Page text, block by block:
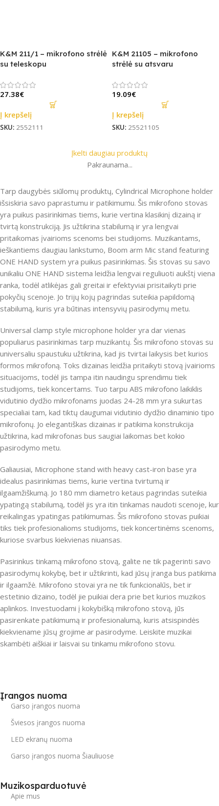
K&M 211/1 – mikrofono strėlė
su teleskopu
27.38€
Į krepšelį
SKU: 2552111
K&M 21105 – mikrofono
strėlė su atsvaru
19.09€
Į krepšelį
SKU: 25521105
Įkelti daugiau produktų
Pakraunama...
Tarp daugybės siūlomų produktų, Cylindrical Microphone holder
išsiskiria savo paprastumu ir patikimumu. Šis mikrofono stovas
yra puikus pasirinkimas tiems, kurie vertina klasikinį dizainą ir
tvirtą konstrukciją. Jis užtikrina stabilumą ir yra lengvai
pritaikomas įvairioms scenoms bei studijoms. Muzikantams,
ieškantiems daugiau lankstumo, Boom arm Mic stand featuring
ONE HAND system yra puikus pasirinkimas. Šis stovas su savo
unikaliu ONE HAND sistema leidžia lengvai reguliuoti aukštį viena
ranka, todėl atlikėjas gali greitai ir efektyviai prisitaikyti prie
pokyčių scenoje. Jo trijų kojų pagrindas suteikia papildomą
stabilumą, kuris yra būtinas intensyvių pasirodymų metu.
Universal clamp style microphone holder yra dar vienas
populiarus pasirinkimas tarp muzikantų. Šis mikrofono stovas su
universaliu spaustuku užtikrina, kad jis tvirtai laikysis bet kurios
formos mikrofoną. Toks dizainas leidžia pritaikyti stovą įvairioms
situacijoms, todėl jis tampa itin naudingu sprendimu tiek
studijoms, tiek koncertams. Tuo tarpu ABS mikrofono laikiklis
vidutinio dydžio mikrofonams juodas 24-28 mm yra sukurtas
specialiai tam, kad tiktų daugumai vidutinio dydžio dinaminio tipo
mikrofonų. Jo elegantiškas dizainas ir patikima konstrukcija
užtikrina, kad mikrofonas bus saugiai laikomas bet kokio
pasirodymo metu.
Galiausiai, Microphone stand with heavy cast-iron base yra
idealus pasirinkimas tiems, kurie vertina tvirtumą ir
ilgaamžiškumą. Jo 180 mm diametro ketaus pagrindas suteikia
ypatingą stabilumą, todėl jis yra itin tinkamas naudoti scenoje, kur
reikalingas ypatingas patikimumas. Šis mikrofono stovas puikiai
tiks tiek profesionalioms studijoms, tiek koncertinėms scenoms,
kuriose svarbus kiekvienas niuansas.
Pasirinkus tinkamą mikrofono stovą, galite ne tik pagerinti savo
pasirodymų kokybę, bet ir užtikrinti, kad jūsų įranga bus patikima
ir ilgaamžė. Mikrofono stovai yra ne tik funkcionalūs, bet ir
estetinio dizaino, todėl jie puikiai dera prie bet kurios muzikos
aplinkos. Investuodami į kokybišką mikrofono stovą, jūs
pasirenkate patikimumą ir profesionalumą, kuris atsispindės
kiekviename jūsų grojime ar pasirodyme. Leiskite muzikai
skambėti aiškiai ir laisvai su tinkamu mikrofono stovu.
Įrangos nuoma
Garso įrangos nuoma
Šviesos įrangos nuoma
LED ekranų nuoma
Garso įrangos nuoma Šiauliuose
Muzikosparduotuvė
Apie mus